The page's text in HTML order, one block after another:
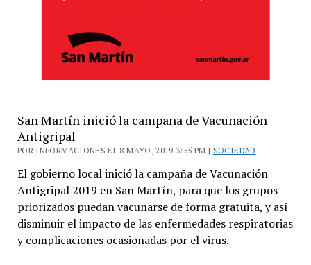
San Martín inició la campaña de Vacunación
Antigripal
POR INFORMACIONES EL 8 MAYO, 2019 3:55 PM | SOCIEDAD
El gobierno local inició la campaña de Vacunación
Antigripal 2019 en San Martín, para que los grupos
priorizados puedan vacunarse de forma gratuita, y así
disminuir el impacto de las enfermedades respiratorias
y complicaciones ocasionadas por el virus.